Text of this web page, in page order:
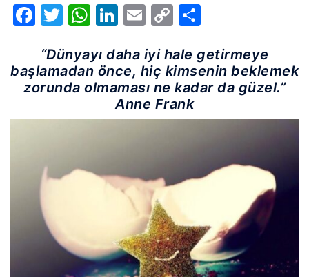
Facebook
Twitter
WhatsApp
LinkedIn
Email
Copy
“Dünyayı daha iyi hale getirmeye
başlamadan önce, hiç kimsenin beklemek
zorunda olmaması ne kadar da güzel.”
Anne Frank